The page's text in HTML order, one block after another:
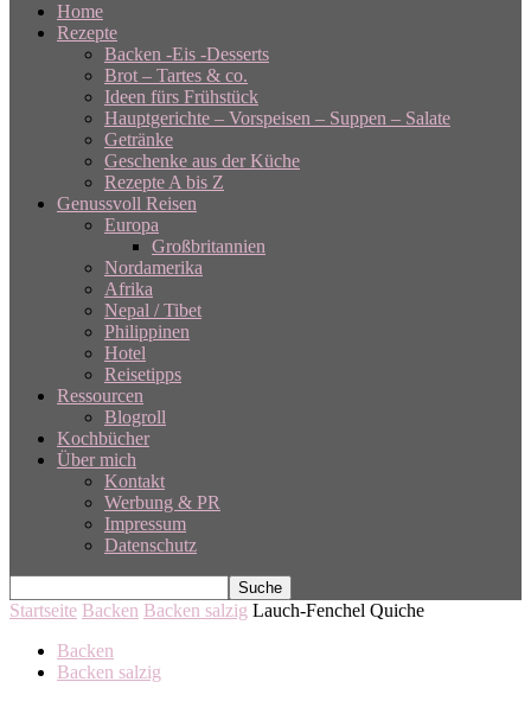
Home
Rezepte
Backen -Eis -Desserts
Brot – Tartes & co.
Ideen fürs Frühstück
Hauptgerichte – Vorspeisen – Suppen – Salate
Getränke
Geschenke aus der Küche
Rezepte A bis Z
Genussvoll Reisen
Europa
Großbritannien
Nordamerika
Afrika
Nepal / Tibet
Philippinen
Hotel
Reisetipps
Ressourcen
Blogroll
Kochbücher
Über mich
Kontakt
Werbung & PR
Impressum
Datenschutz
Startseite Backen Backen salzig Lauch-Fenchel Quiche
Backen
Backen salzig